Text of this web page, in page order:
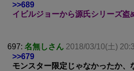
>>689
イビルジョーから源氏シリーズ盗
697: 名無しさん 2018/03/10(土)
>>679
モンスター限定じゃなかったか、